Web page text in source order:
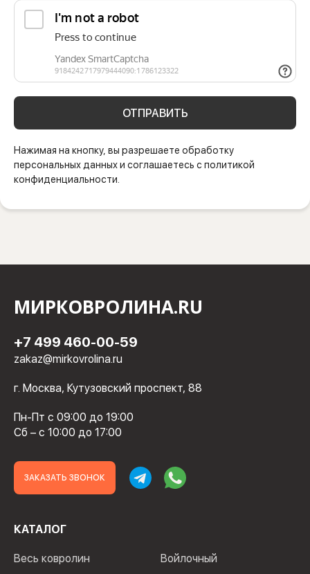
ОТПРАВИТЬ
Нажимая на кнопку, вы разрешаете обработку
персональных данных и соглашаетесь с политикой
конфиденциальности.
МИРКОВРОЛИНА.RU
+7 499 460-00-59
zakaz@mirkovrolina.ru
г. Москва, Кутузовский проспект, 88
Пн-Пт с 09:00 до 19:00
Сб – с 10:00 до 17:00
ЗАКАЗАТЬ ЗВОНОК
КАТАЛОГ
Весь ковролин
Войлочный